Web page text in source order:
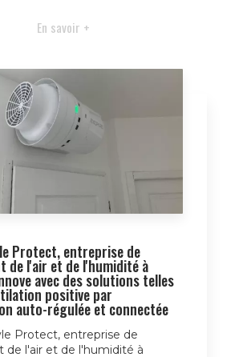
En savoir +
Protect, entreprise de
de l'air et de l'humidité à
avec des solutions telles
positive par
auto-régulée et connectée
Protect, entreprise de
de l'air et de l'humidité à